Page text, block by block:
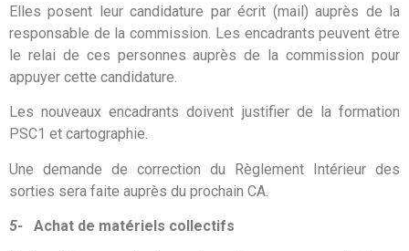
Elles posent leur candidature par écrit (mail) auprès de la
responsable de la commission. Les encadrants peuvent être
le relai de ces personnes auprès de la commission pour
appuyer cette candidature.
Les nouveaux encadrants doivent justifier de la formation
PSC1 et cartographie.
Une demande de correction du Règlement Intérieur des
sorties sera faite auprès du prochain CA.
5- Achat de matériels collectifs